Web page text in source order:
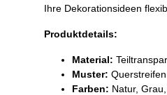
Ihre Dekorationsideen
Produktdetails:
Material:
Muster:
Farben: Natur,